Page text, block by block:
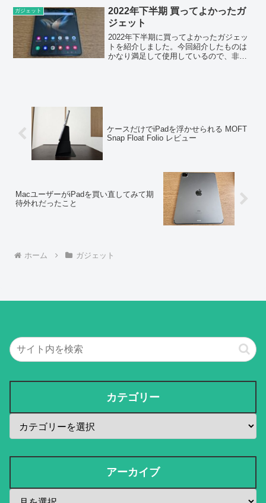
ガジェット
2022年下半期 買ってよかったガ
ジェット
2022年下半期に買ってよかったガジェッ
トを紹介しました。今回紹介したものは
かなり満足して使用しているので、非常
ケースだけでiPadを浮かせられる MOFT
Snap Float Folio レビュー
MacユーザーがiPadを買い直してみて期
待外れだったこと
ホーム ガジェット
カテゴリー
アーカイブ